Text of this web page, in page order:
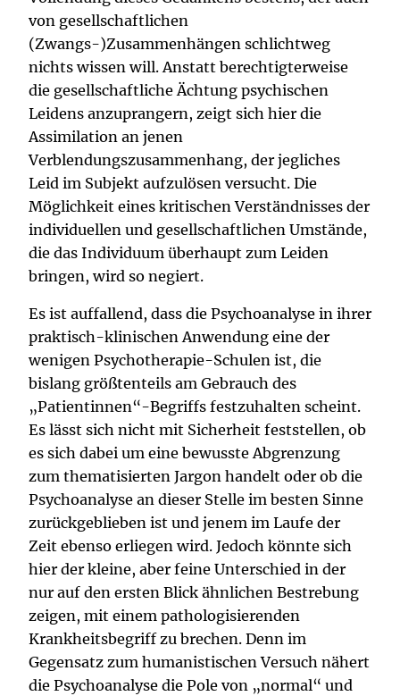
von gesellschaftlichen
(Zwangs-)Zusammenhängen schlichtweg
nichts wissen will. Anstatt berechtigterweise
die gesellschaftliche Ächtung psychischen
Leidens anzuprangern, zeigt sich hier die
Assimilation an jenen
Verblendungszusammenhang, der jegliches
Leid im Subjekt aufzulösen versucht. Die
Möglichkeit eines kritischen Verständnisses der
individuellen und gesellschaftlichen Umstände,
die das Individuum überhaupt zum Leiden
bringen, wird so negiert.
Es ist auffallend, dass die Psychoanalyse in ihrer
praktisch-klinischen Anwendung eine der
wenigen Psychotherapie-Schulen ist, die
bislang größtenteils am Gebrauch des
„Patientinnen“-Begriffs festzuhalten scheint.
Es lässt sich nicht mit Sicherheit feststellen, ob
es sich dabei um eine bewusste Abgrenzung
zum thematisierten Jargon handelt oder ob die
Psychoanalyse an dieser Stelle im besten Sinne
zurückgeblieben ist und jenem im Laufe der
Zeit ebenso erliegen wird. Jedoch könnte sich
hier der kleine, aber feine Unterschied in der
nur auf den ersten Blick ähnlichen Bestrebung
zeigen, mit einem pathologisierenden
Krankheitsbegriff zu brechen. Denn im
Gegensatz zum humanistischen Versuch nähert
die Psychoanalyse die Pole von „normal“ und